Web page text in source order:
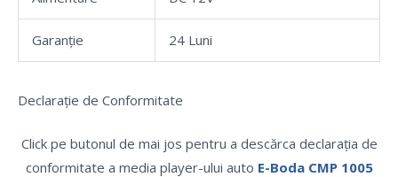
Garanție 24 Luni
Declarație de Conformitate
Click pe butonul de mai jos pentru a descărca declarația de
conformitate a media player-ului auto E-Boda CMP 1005